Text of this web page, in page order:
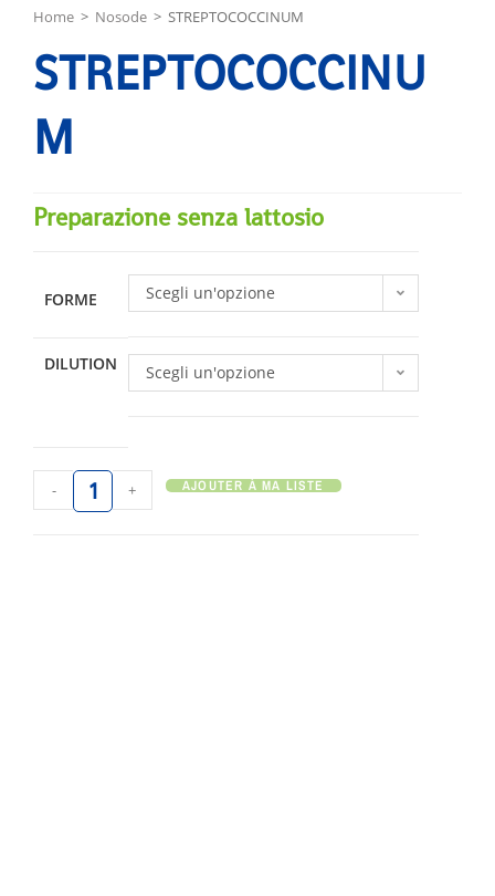
Home > Nosode > STREPTOCOCCINUM
STREPTOCOCCINU
M
Preparazione senza lattosio
FORME Scegli un'opzione
DILUTION Scegli un'opzione
- + AJOUTER À MA LISTE